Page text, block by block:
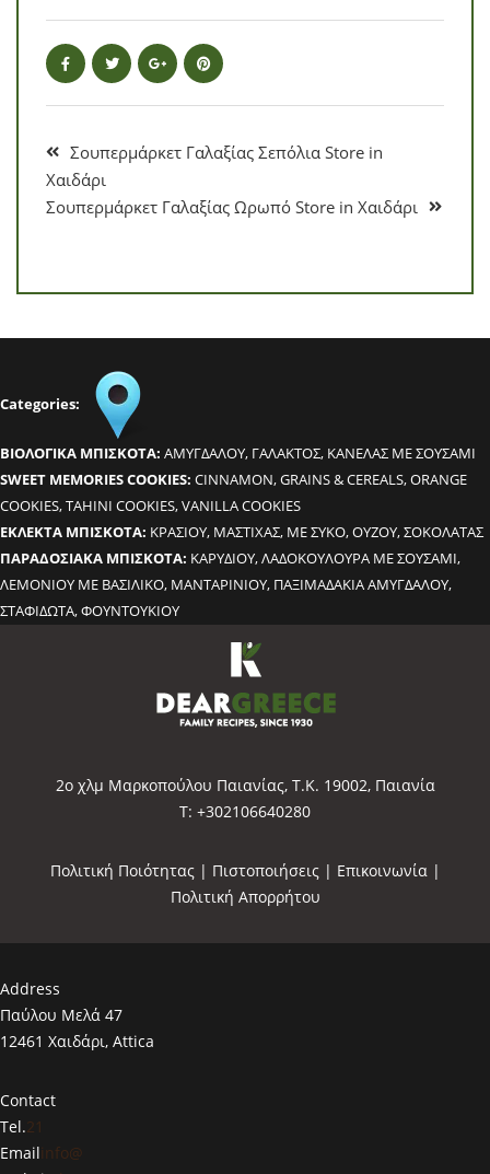
Σουπερμάρκετ Γαλαξίας Σεπόλια Store in
Χαιδάρι
Σουπερμάρκετ Γαλαξίας Ωρωπό Store in Χαιδάρι
Categories:
BΙΟΛΟΓΙΚΑ ΜΠΙΣΚΟΤΑ: ΑΜΥΓΔΑΛΟΥ, ΓΑΛΑΚΤΟΣ, ΚΑΝΕΛΑΣ ΜΕ ΣΟΥΣΑΜΙ
SWEET MEMORIES COOKIES: CINNAMON, GRAINS & CEREALS, ORANGE
COOKIES, TAHINI COOKIES, VANILLA COOKIES
ΕΚΛΕΚΤΑ ΜΠΙΣΚΟΤΑ: ΚΡΑΣΙΟΥ, ΜΑΣΤΙΧΑΣ, ΜΕ ΣΥΚΟ, ΟΥΖΟΥ, ΣΟΚΟΛΑΤΑΣ
ΠΑΡΑΔΟΣΙΑΚΑ ΜΠΙΣΚΟΤΑ: ΚΑΡΥΔΙΟΥ, ΛΑΔΟΚΟΥΛΟΥΡΑ ΜΕ ΣΟΥΣΑΜΙ,
ΛΕΜΟΝΙΟΥ ΜΕ ΒΑΣΙΛΙΚΟ, ΜΑΝΤΑΡΙΝΙΟΥ, ΠΑΞΙΜΑΔΑΚΙΑ ΑΜΥΓΔΑΛΟΥ,
ΣΤΑΦΙΔΩΤΑ, ΦΟΥΝΤΟΥΚΙΟΥ
2o χλμ Μαρκοπούλου Παιανίας, Τ.Κ. 19002, Παιανία
Τ: +302106640280
Πολιτική Ποιότητας| Πιστοποιήσεις| Επικοινωνία|
Πολιτική Απορρήτου
Address
Παύλου Μελά 47
12461 Χαιδάρι, Attica
Contact
Tel.21
Emailinfo@